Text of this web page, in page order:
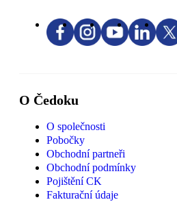
O Čedoku
O společnosti
Pobočky
Obchodní partneři
Obchodní podmínky
Pojištění CK
Fakturační údaje